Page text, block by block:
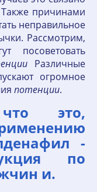
причинами
неправильное
Рассмотрим,
посоветовать
Различные
огромное
потенции.
это,
-
по
и.